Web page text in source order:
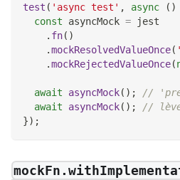
test ( 'async test' , async ( )
const asyncMock = jest
. fn( )
.mockResolvedValueOnce(
.mockRejectedValueOnce(
await asyncMock( ) ;
//
await
asyncMock( ) ;
// lève
}) ;